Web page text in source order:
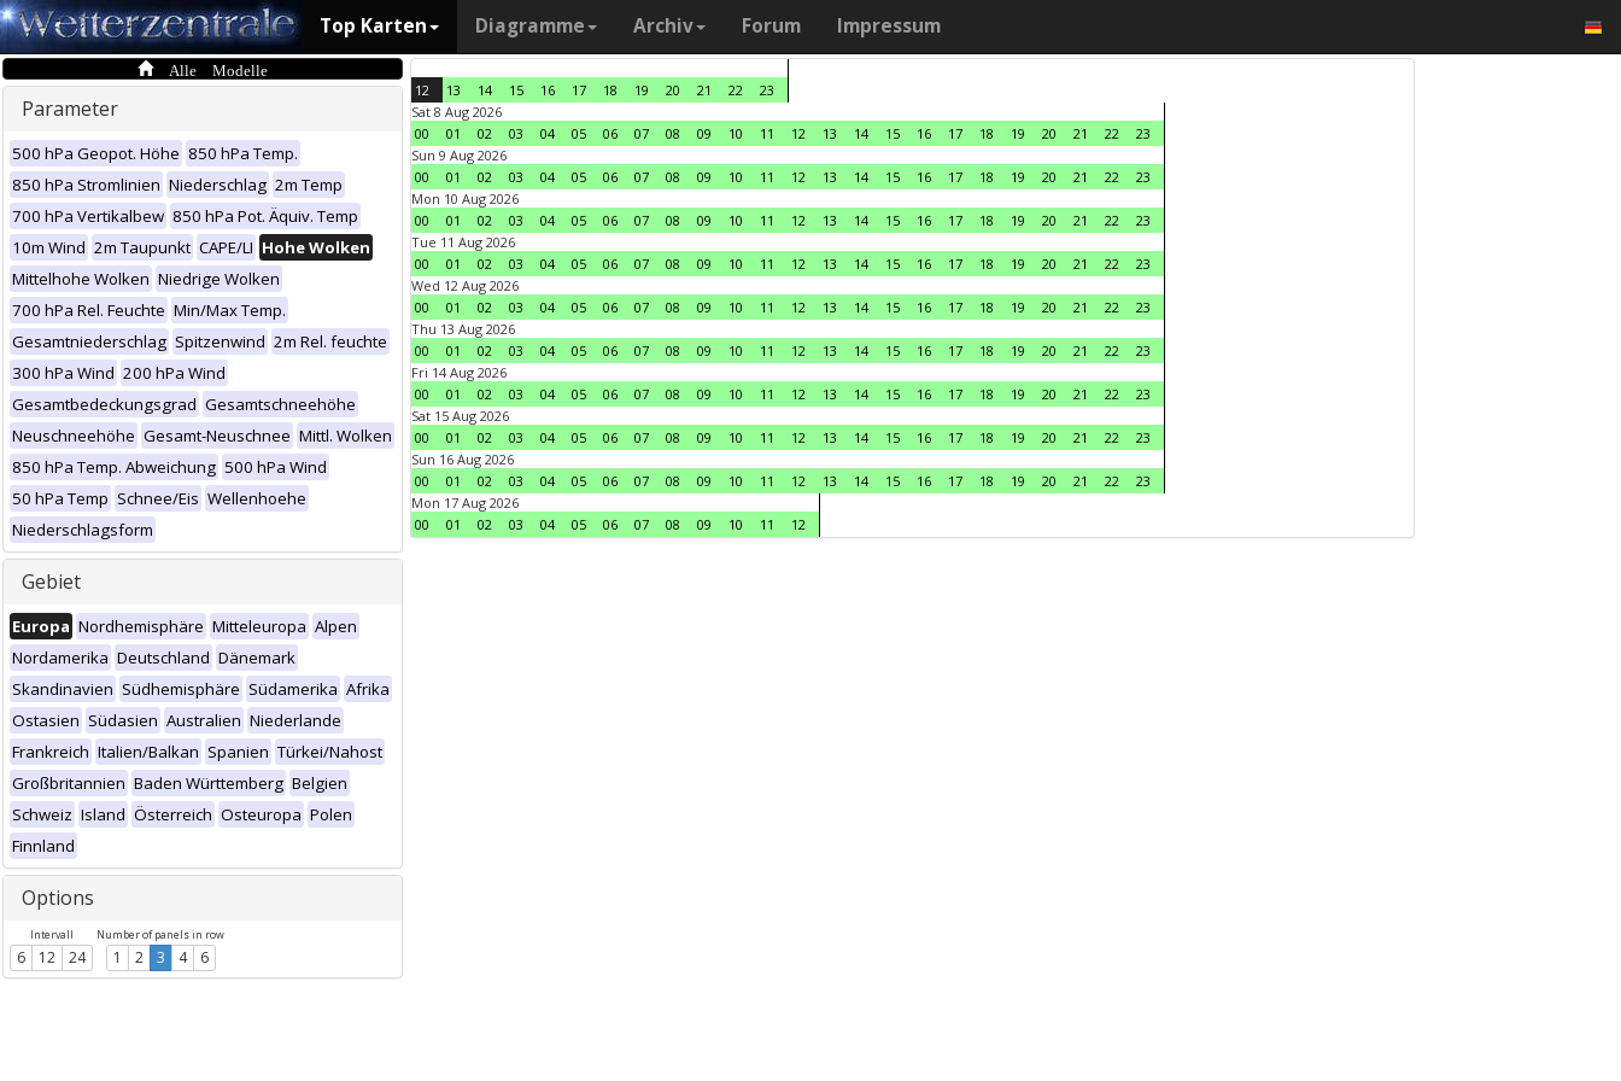
Top Karten Diagramme Archiv Forum Impressum
Alle Modelle
Parameter
500 hPa Geopot. Höhe 850 hPa Temp.
850 hPa Stromlinien Niederschlag 2m Temp
700 hPa Vertikalbew 850 hPa Pot. Äquiv. Temp
10m Wind 2m Taupunkt CAPE/LI Hohe Wolken
Mittelhohe Wolken Niedrige Wolken
700 hPa Rel. Feuchte Min/Max Temp.
Gesamtniederschlag Spitzenwind 2m Rel. feuchte
300 hPa Wind 200 hPa Wind
Gesamtbedeckungsgrad Gesamtschneehöhe
Neuschneehöhe Gesamt-Neuschnee Mittl. Wolken
850 hPa Temp. Abweichung 500 hPa Wind
50 hPa Temp Schnee/Eis Wellenhoehe
Niederschlagsform
Gebiet
Europa Nordhemisphäre Mitteleuropa Alpen
Nordamerika Deutschland Dänemark
Skandinavien Südhemisphäre Südamerika Afrika
Ostasien Südasien Australien Niederlande
Frankreich Italien/Balkan Spanien Türkei/Nahost
Großbritannien Baden Württemberg Belgien
Schweiz Island Österreich Osteuropa Polen
Finnland
Options
Intervall
6 12 24
Number of panels in row
1 2 3 4 6
12 13 14 15 16 17 18 19 20 21 22
23
Sat 8 Aug 2026
00
01 02 03 04 05 06 07 08 09 10 11 12 13 14 15 16 17 18 19 20 21 22
23
Sun 9 Aug 2026
00
01 02 03 04 05 06 07 08 09 10 11 12 13 14 15 16 17 18 19 20 21 22
23
Mon 10 Aug 2026
00
01 02 03 04 05 06 07 08 09 10 11 12 13 14 15 16 17 18 19 20 21 22
23
Tue 11 Aug 2026
00
01 02 03 04 05 06 07 08 09 10 11 12 13 14 15 16 17 18 19 20 21 22
23
Wed 12 Aug 2026
00
01 02 03 04 05 06 07 08 09 10 11 12 13 14 15 16 17 18 19 20 21 22
23
Thu 13 Aug 2026
00
01 02 03 04 05 06 07 08 09 10 11 12 13 14 15 16 17 18 19 20 21 22
23
Fri 14 Aug 2026
00
01 02 03 04 05 06 07 08 09 10 11 12 13 14 15 16 17 18 19 20 21 22
23
Sat 15 Aug 2026
00
01 02 03 04 05 06 07 08 09 10 11 12 13 14 15 16 17 18 19 20 21 22
23
Sun 16 Aug 2026
00
01 02 03 04 05 06 07 08 09 10 11 12 13 14 15 16 17 18 19 20 21 22
23
Mon 17 Aug 2026
00
01 02 03 04 05 06 07 08 09 10 11 12